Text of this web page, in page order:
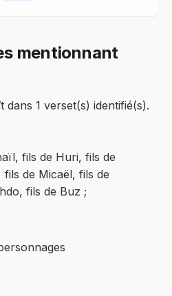
mentionnant
dans 1 verset(s) identifié(s).
fils de Huri, fils de
de Micaël, fils de
fils de Buz ;